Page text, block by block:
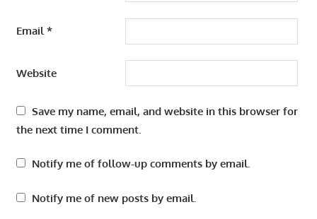
Email*
Website
Save my name, email, and website in this browser for
the next time I comment.
Notify me of follow-up comments by email.
Notify me of new posts by email.